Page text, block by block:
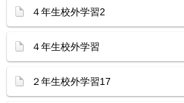
４年生校外学習2
４年生校外学習
２年生校外学習17